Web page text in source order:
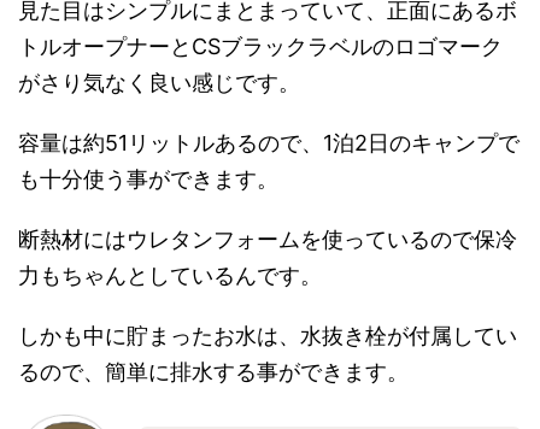
見た目はシンプルにまとまっていて、正面にあるボ
トルオープナーとCSブラックラベルのロゴマーク
がさり気なく良い感じです。
容量は約51リットルあるので、1泊2日のキャンプで
も十分使う事ができます。
断熱材にはウレタンフォームを使っているので保冷
力もちゃんとしているんです。
しかも中に貯まったお水は、水抜き栓が付属してい
るので、簡単に排水する事ができます。